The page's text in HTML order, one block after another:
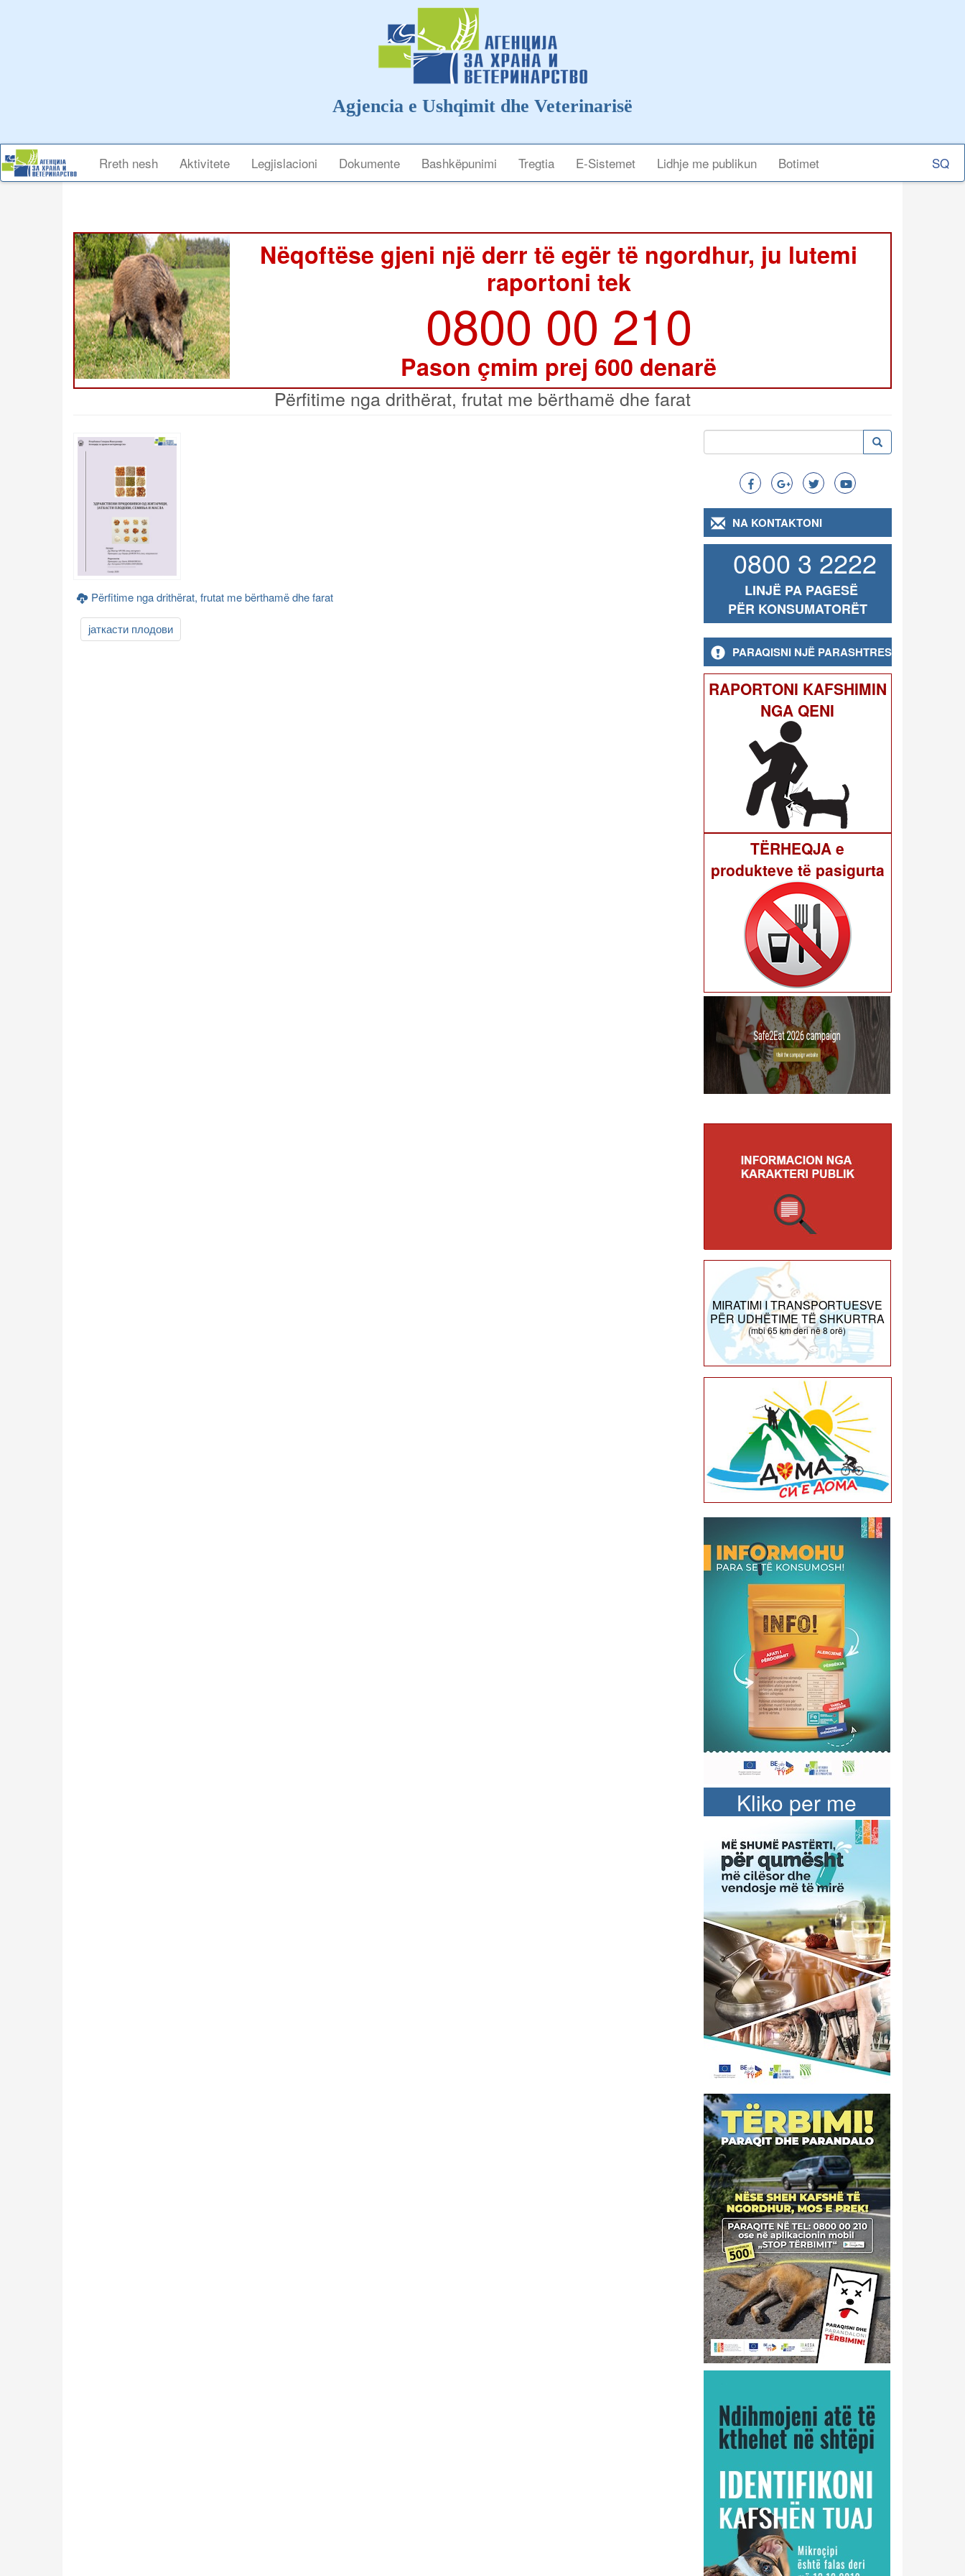
Agjencia e Ushqimit dhe Veterinarisë
Main
navigation
Rreth nesh Aktivitete Legjislacioni Dokumente Bashkëpunimi Tregtia E-Sistemet Lidhje me publikun Botimet
Select
your
Nëqoftëse gjeni një derr të egër të ngordhur, ju lutemi
raportoni tek
0800 00 210
Pason çmim prej 600 denarë
Përfitime nga drithërat, frutat me bërthamë dhe farat
Përfitime nga drithërat, frutat me bërthamë dhe farat
јаткасти плодови
Search
Kërko Kërko
NA KONTAKTONI
0800 3 2222
LINJË PA PAGESË
PËR KONSUMATORËT
PARAQISNI NJË PARASHTRESË
RAPORTONI KAFSHIMIN
NGA QENI
TËRHEQJA e
produkteve të pasigurta
MIRATIMI I TRANSPORTUESVE
PËR UDHËTIME TË SHKURTRA
(mbi 65 km deri në 8 orë)
Kliko per me
shume